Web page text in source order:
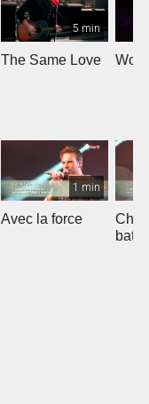
5 min
The Same Love
1 min
Avec la force